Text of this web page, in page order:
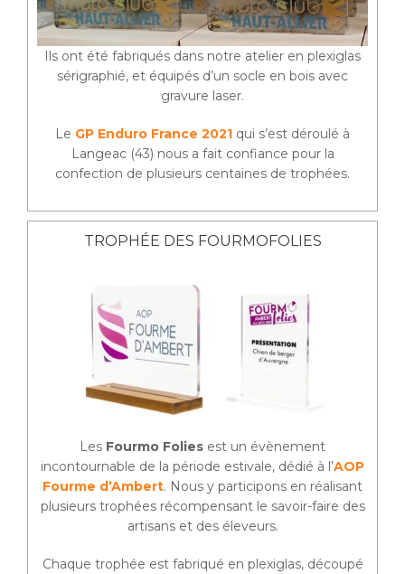
Ils ont été fabriqués dans notre atelier en plexiglas
sérigraphié, et équipés d’un socle en bois avec
gravure laser.
Le GP Enduro France 2021 qui s’est déroulé à
Langeac (43) nous a fait confiance pour la
confection de plusieurs centaines de trophées.
TROPHÉE DES FOURMOFOLIES
Les Fourmo Folies est un évènement
incontournable de la période estivale, dédié à l’AOP
Fourme d’Ambert. Nous y participons en réalisant
plusieurs trophées récompensant le savoir-faire des
artisans et des éleveurs.
Chaque trophée est fabriqué en plexiglas, découpé